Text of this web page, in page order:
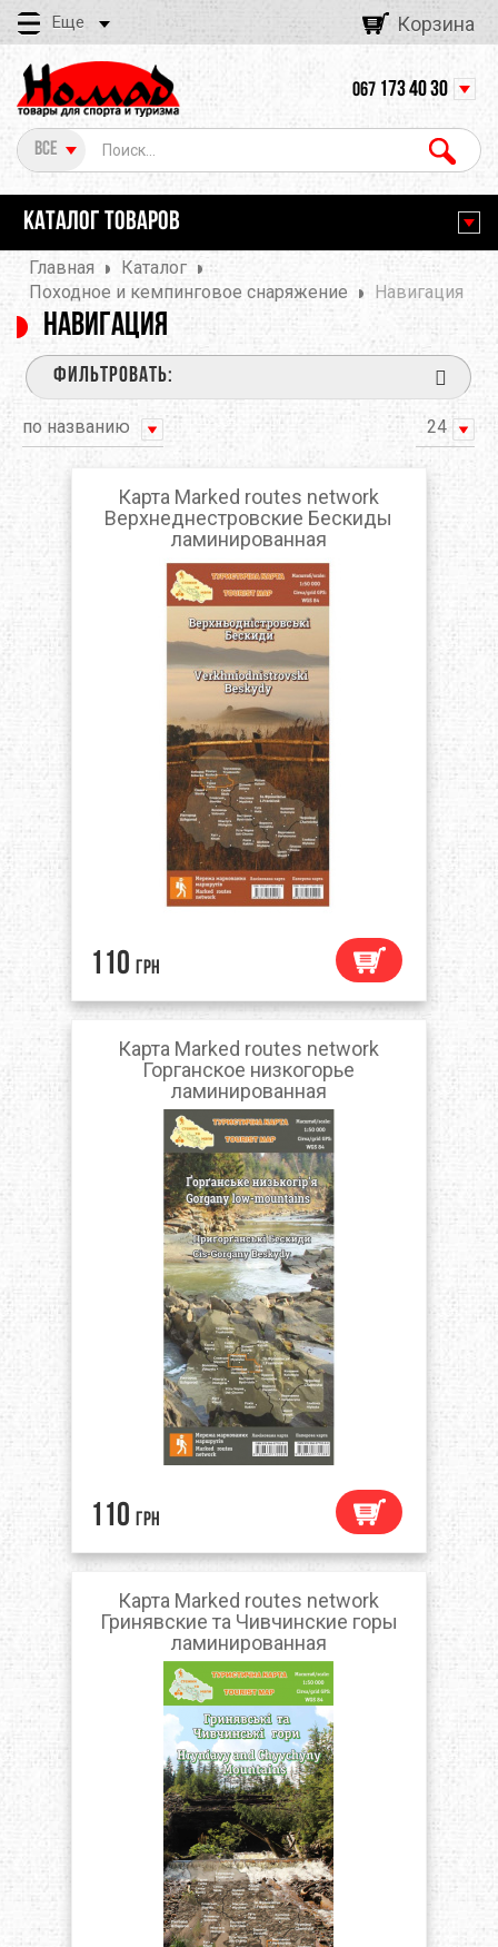
Еще Корзина
Все
067 173 40 30
КАТАЛОГ ТОВАРОВ
Главная
Каталог
Походное и кемпинговое снаряжение
Навигация
Навигация
ФИЛЬТРОВАТЬ:
по названию 24
Карта Marked routes network
Верхнеднестровские Бескиды
ламинированная
110 грн
Карта Marked routes network
Горганское низкогорье
ламинированная
110 грн
Карта Marked routes network
Гринявские та Чивчинские горы
ламинированная